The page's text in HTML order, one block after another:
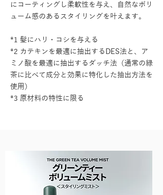
にコーティングし柔軟性を与え、自然なボリ
ューム感のあるスタイリングを叶えます。
*1 髪にハリ・コシを与える
*2 カテキンを最適に抽出するDES法と、ア
ミノ酸を最適に抽出するダッチ法（通常の緑
茶に比べて成分と効果に特化した抽出方法を
使用）
*3 原材料の特性に限る